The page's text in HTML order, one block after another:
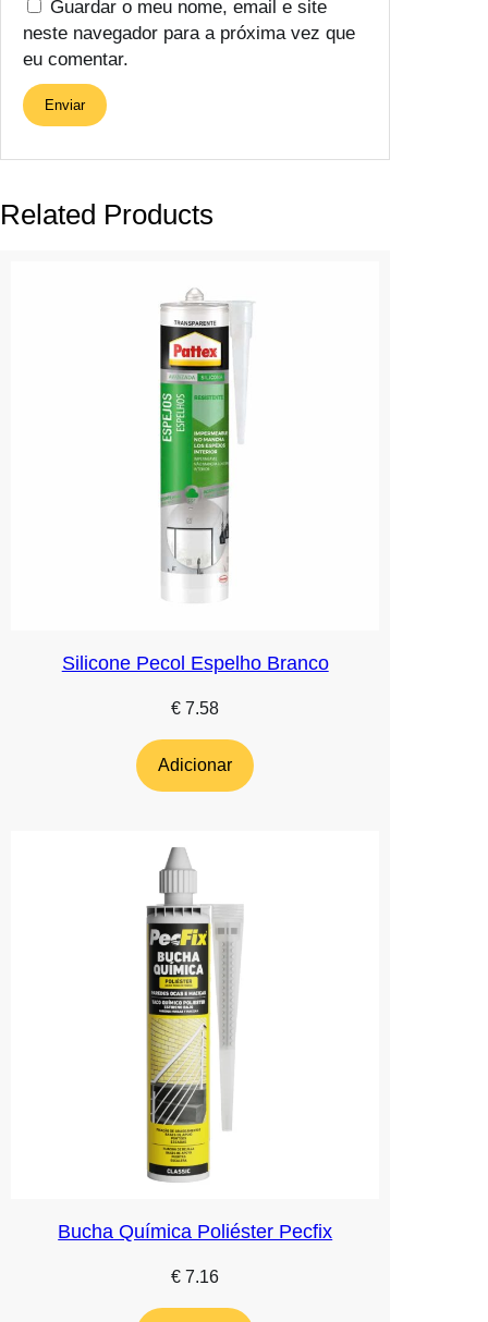
Guardar o meu nome, email e site
neste navegador para a próxima vez que
eu comentar.
Related Products
Silicone Pecol Espelho Branco
€ 7.58
Adicionar
Bucha Química Poliéster Pecfix
€ 7.16